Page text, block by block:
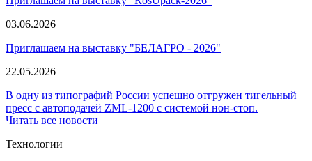
03.06.2026
Приглашаем на выставку "БЕЛАГРО - 2026"
22.05.2026
В одну из типографий России успешно отгружен тигельный
пресс с автоподачей ZML-1200 с системой нон-стоп.
Читать все новости
Технологии